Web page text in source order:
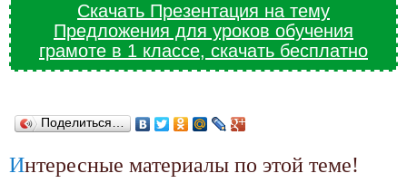
Скачать Презентация на тему
Предложения для уроков обучения
грамоте в 1 классе, скачать бесплатно
Поделиться…
Интересные материалы по этой теме!